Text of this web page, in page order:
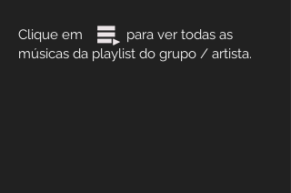
Clique em para ver todas as
músicas da playlist do grupo / artista.